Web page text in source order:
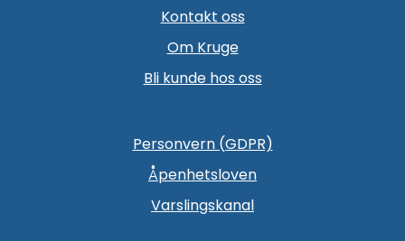
Kontakt oss
Om Kruge
Bli kunde hos oss
Personvern (GDPR)
Åpenhetsloven
Varslingskanal